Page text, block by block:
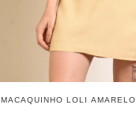
MACAQUINHO LOLI AMARELO